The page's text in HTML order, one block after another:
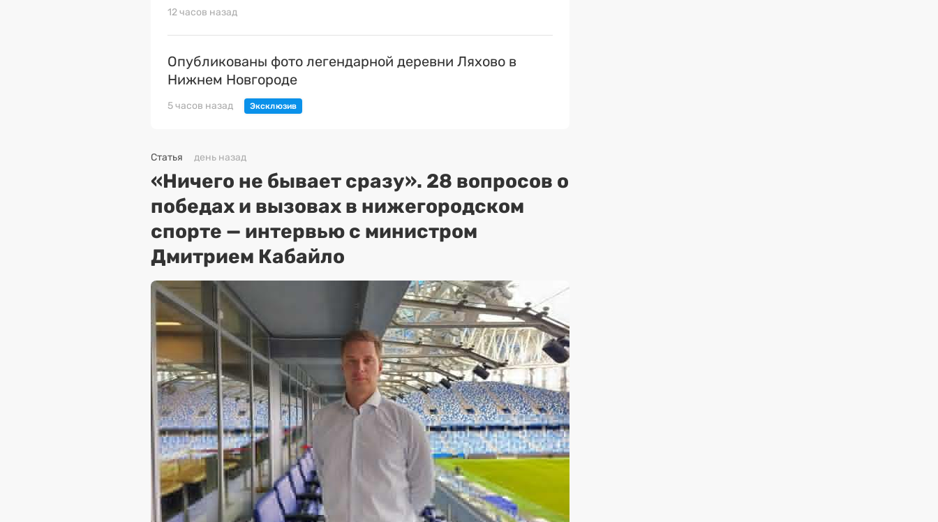
12 часов назад
Опубликованы фото легендарной деревни Ляхово в
Нижнем Новгороде
5 часов назад
Статья день назад
«Ничего не бывает сразу». 28 вопросов о
победах и вызовах в нижегородском
спорте — интервью с министром
Дмитрием Кабайло